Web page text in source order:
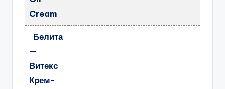
Cream
Белита
—
Витекс
Крем-